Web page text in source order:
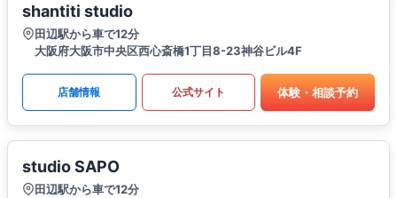
shantiti studio
田辺駅から車で12分
大阪府大阪市中央区西心斎橋1丁目8-23神谷ビル4F
店舗情報 公式サイト 体験・相談予約
studio SAPO
田辺駅から車で12分